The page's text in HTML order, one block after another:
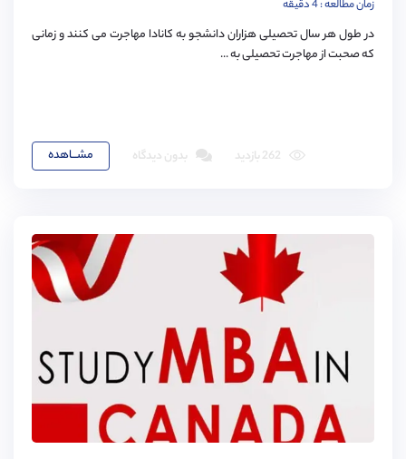
زمان مطالعه : 4 دقیقه
در طول هر سال تحصیلی هزاران دانشجو به کانادا مهاجرت می کنند و زمانی
که صحبت از مهاجرت تحصیلی به ...
مشـــاهده بدون دیدگاه